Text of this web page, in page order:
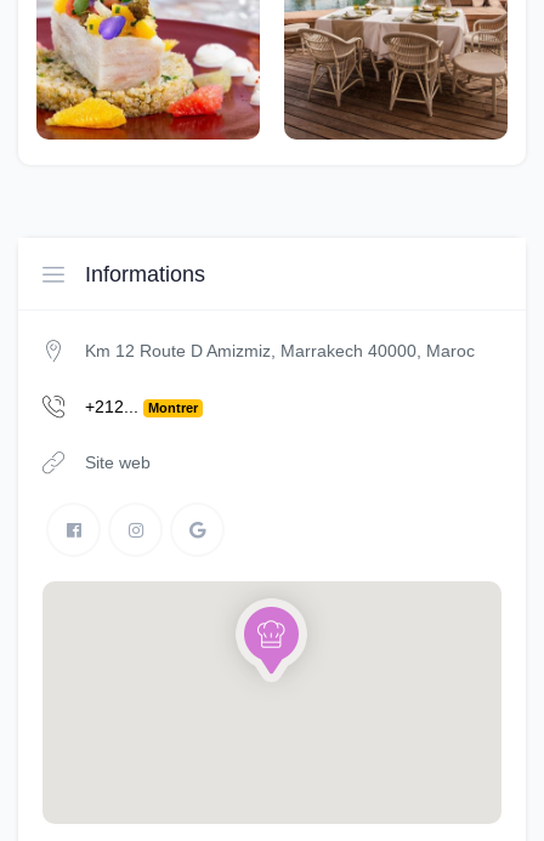
Informations
Km 12 Route D Amizmiz, Marrakech 40000, Maroc
+212... Montrer
Site web